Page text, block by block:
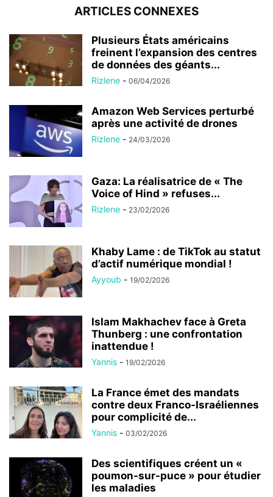
ARTICLES CONNEXES
Plusieurs États américains
freinent l’expansion des centres
de données des géants...
Rizlene - 06/04/2026
Amazon Web Services perturbé
après une activité de drones
Rizlene - 24/03/2026
Gaza: La réalisatrice de « The
Voice of Hind » refuses...
Rizlene - 23/02/2026
Khaby Lame : de TikTok au statut
d’actif numérique mondial !
Ayyoub - 19/02/2026
Islam Makhachev face à Greta
Thunberg : une confrontation
inattendue !
Yannis - 19/02/2026
La France émet des mandats
contre deux Franco-Israéliennes
pour complicité de...
Yannis - 03/02/2026
Des scientifiques créent un «
poumon-sur-puce » pour étudier
les maladies